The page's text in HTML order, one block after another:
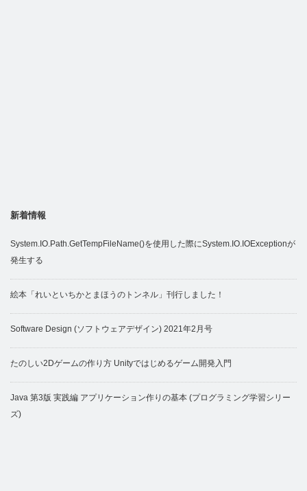
新着情報
System.IO.Path.GetTempFileName()を使用した際にSystem.IO.IOExceptionが
発生する
絵本「れいといちかとまほうのトンネル」刊行しました！
Software Design (ソフトウェアデザイン) 2021年2月号
たのしい2Dゲームの作り方 Unityではじめるゲーム開発入門
Java 第3版 実践編 アプリケーション作りの基本 (プログラミング学習シリー
ズ)